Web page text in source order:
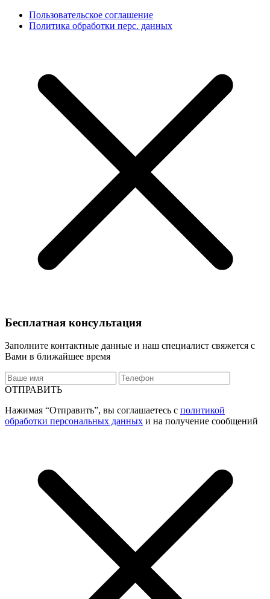
Пользовательское соглашение
Политика обработки перс. данных
Бесплатная консультация
Заполните контактные данные и наш специалист свяжется с
Вами в ближайшее время
ОТПРАВИТЬ
Нажимая “Отправить”, вы соглашаетесь с политикой
обработки персональных данных и на получение сообщений